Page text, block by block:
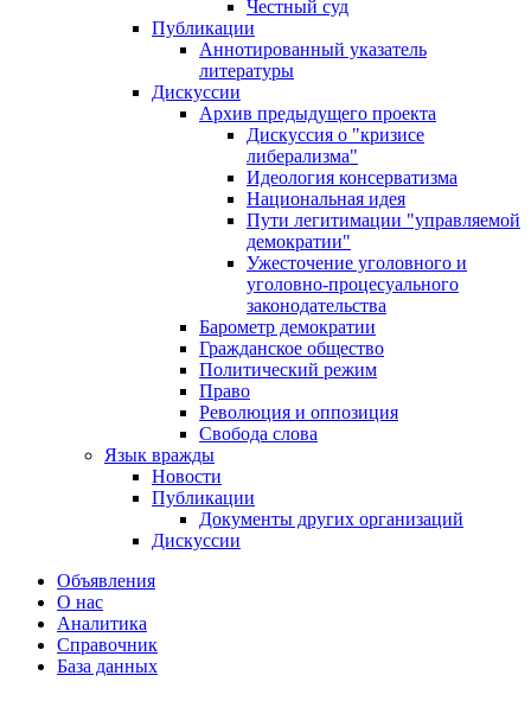
Честный суд
Публикации
Аннотированный указатель
литературы
Дискуссии
Архив предыдущего проекта
Дискуссия о "кризисе
либерализма"
Идеология консерватизма
Национальная идея
Пути легитимации "управляемой
демократии"
Ужесточение уголовного и
уголовно-процесуального
законодательства
Барометр демократии
Гражданское общество
Политический режим
Право
Революция и оппозиция
Свобода слова
Язык вражды
Новости
Публикации
Документы других организаций
Дискуссии
Объявления
О нас
Аналитика
Справочник
База данных